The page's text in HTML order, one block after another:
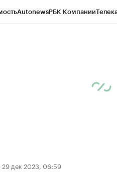
AutonewsРБК Компании
дек 2023, 06:59